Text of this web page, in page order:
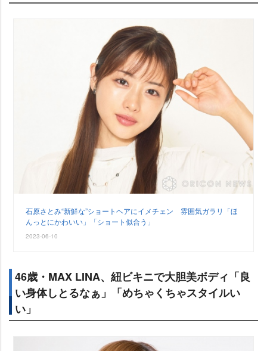
石原さとみ“新鮮な”ショートヘアにイメチェン 雰囲気ガラリ「ほ
んっとにかわいい」「ショート似合う」
2023-06-10
46歳・MAX LINA、紐ビキニで大胆美ボディ「良
い身体しとるなぁ」「めちゃくちゃスタイルい
い」